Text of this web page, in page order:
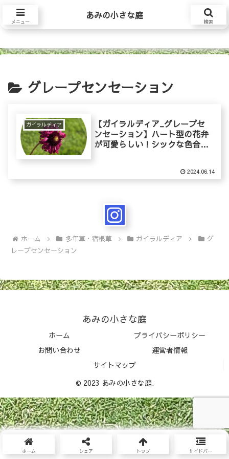
あみの小さな庭
グレープセンセーション
ガイラルディア
【ガイラルディア_グレープセ
ンセーション】ハート型の花弁
が可愛らしい！シックな色合い
2024.06.14
ホーム 多年草・宿根草 ガイラルディア
グ
レープセンセーション
あみの小さな庭
ホーム
プライバシーポリシー
お問い合わせ
運営者情報
サイトマップ
© 2023 あみの小さな庭.
メニュー
あみの小さな庭
検索
ホーム シェア トップ サイドバー